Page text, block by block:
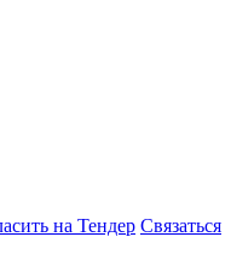
на Тендер Связаться